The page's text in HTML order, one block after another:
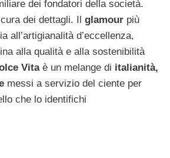
dei fondatori della società.
dei dettagli. Il glamour più
all’artigianalità d’eccellenza,
alla qualità e alla sostenibilità
Vitaè un melange di italianità,
messi a servizio del ciente per
che lo identifichi